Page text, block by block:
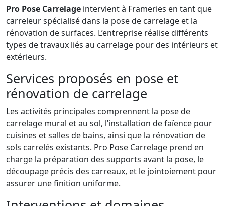
Pro Pose Carrelage intervient à Frameries en tant que
carreleur spécialisé dans la pose de carrelage et la
rénovation de surfaces. L’entreprise réalise différents
types de travaux liés au carrelage pour des intérieurs et
extérieurs.
Services proposés en pose et
rénovation de carrelage
Les activités principales comprennent la pose de
carrelage mural et au sol, l’installation de faïence pour
cuisines et salles de bains, ainsi que la rénovation de
sols carrelés existants. Pro Pose Carrelage prend en
charge la préparation des supports avant la pose, le
découpage précis des carreaux, et le jointoiement pour
assurer une finition uniforme.